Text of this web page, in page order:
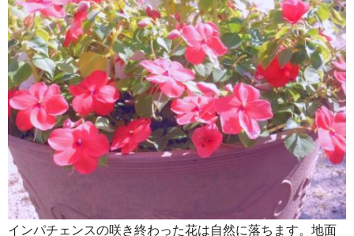
インパチェンスの咲き終わった花は自然に落ちます。地面